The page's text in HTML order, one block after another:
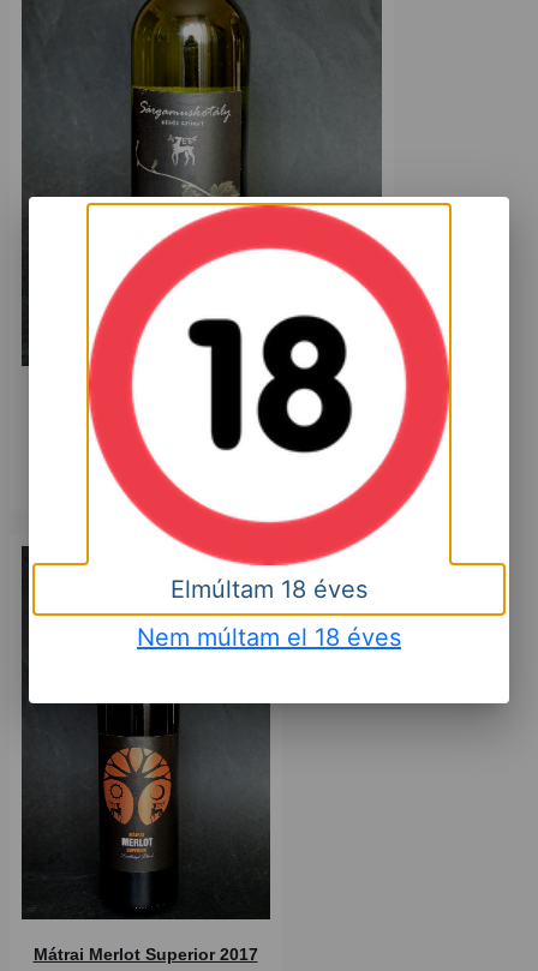
Mátrai Sárgamuskotály Késői szüret 2011
HUF
Száraz
Mátrai Merlot Superior 2017
Elmúltam 18 éves
Nem múltam el 18 éves